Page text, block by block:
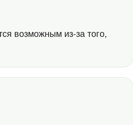
возможным из-за того,